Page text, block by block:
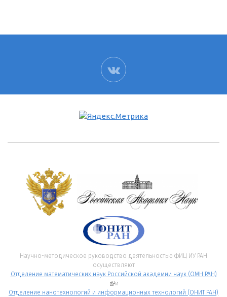
ВК
Научно-методическое руководство деятельностью ФИЦ ИУ РАН
осуществляют
Отделение математических наук Российской академии наук (ОМН РАН)
(внешняя ссылка)
и
Отделение нанотехнологий и информационных технологий (ОНИТ РАН)